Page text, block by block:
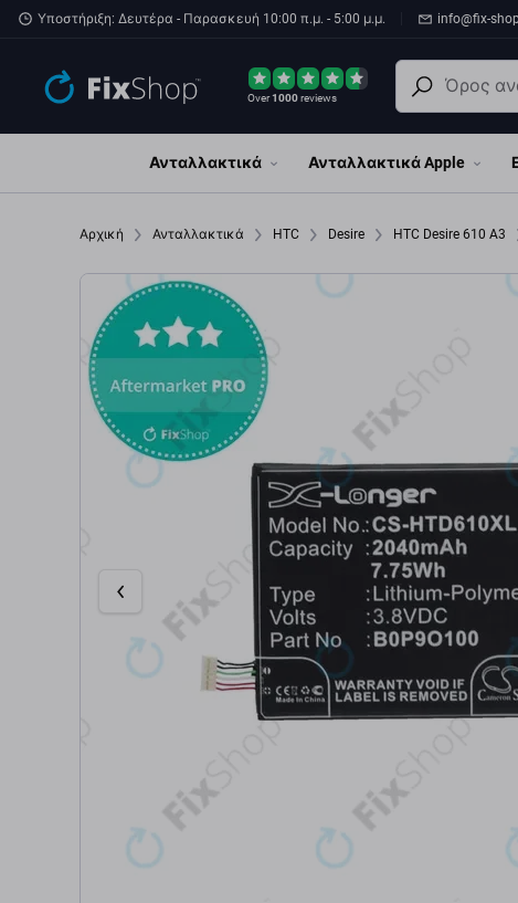
Παράβλεψη στο κύριο περιεχόμενο
Υποστήριξη: Δευτέρα - Παρασκευή 10:00 π.μ. - 5:00 μ.μ. info@fix-
Over1000reviews
Ανταλλακτικά Ανταλλακτικά Apple
Αρχική Ανταλλακτικά HTC Desire HTC Desire 610 A3